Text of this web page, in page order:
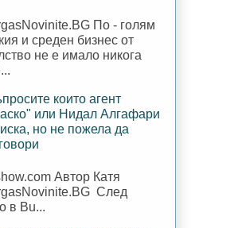
По - голям
и среден бизнес от
не е имало никога
които агент
или Нидал Алгафари
но не пожела да
Автор Катя
След
в Bu...